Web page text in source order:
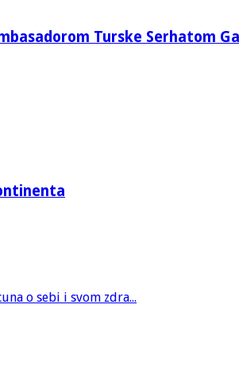
Turske Serhatom
o sebi i svom zdra...